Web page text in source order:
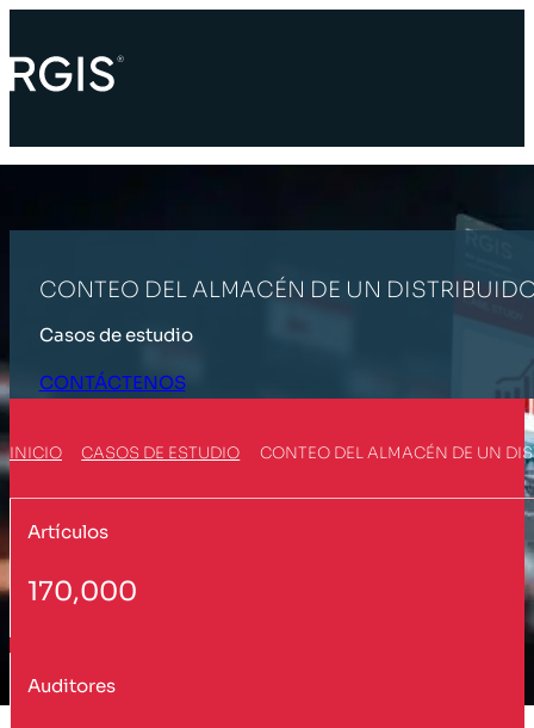
CONTEO DEL ALMACÉN DE UN
Casos de estudio
CONTÁCTENOS
INICIO CASOS DE ESTUDIO CONTEO DEL ALMACÉN DE UN
Artículos
170,000
Auditores